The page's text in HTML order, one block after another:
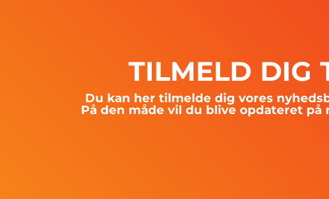
TILMELD DIG
Du kan her tilmelde dig vores
På den måde vil du blive opdateret